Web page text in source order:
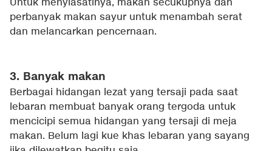
Untuk menyiasatinya, makan secukupnya dan
perbanyak makan sayur untuk menambah serat
dan melancarkan pencernaan.
3. Banyak makan
Berbagai hidangan lezat yang tersaji pada saat
lebaran membuat banyak orang tergoda untuk
mencicipi semua hidangan yang tersaji di meja
makan. Belum lagi kue khas lebaran yang sayang